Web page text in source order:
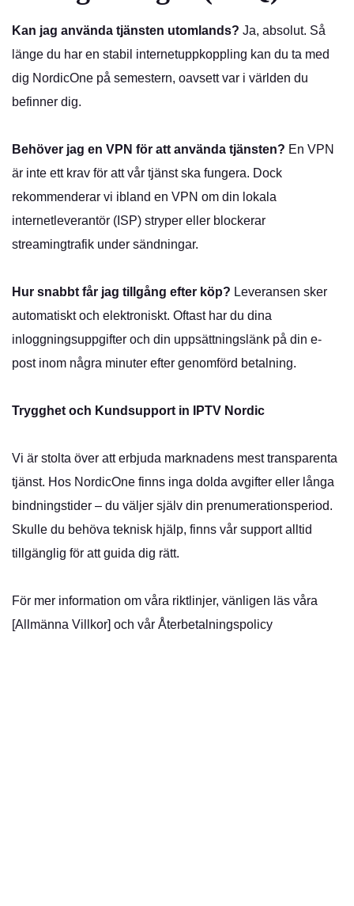
Kan jag använda tjänsten utomlands? Ja, absolut. Så
länge du har en stabil internetuppkoppling kan du ta med
dig NordicOne på semestern, oavsett var i världen du
befinner dig.
Behöver jag en VPN för att använda tjänsten? En VPN
är inte ett krav för att vår tjänst ska fungera. Dock
rekommenderar vi ibland en VPN om din lokala
internetleverantör (ISP) stryper eller blockerar
streamingtrafik under sändningar.
Hur snabbt får jag tillgång efter köp? Leveransen sker
automatiskt och elektroniskt. Oftast har du dina
inloggningsuppgifter och din uppsättningslänk på din e-
post inom några minuter efter genomförd betalning.
Trygghet och Kundsupport in IPTV Nordic
Vi är stolta över att erbjuda marknadens mest transparenta
tjänst. Hos NordicOne finns inga dolda avgifter eller långa
bindningstider – du väljer själv din prenumerationsperiod.
Skulle du behöva teknisk hjälp, finns vår support alltid
tillgänglig för att guida dig rätt.
För mer information om våra riktlinjer, vänligen läs våra
[Allmänna Villkor] och vår Återbetalningspolicy